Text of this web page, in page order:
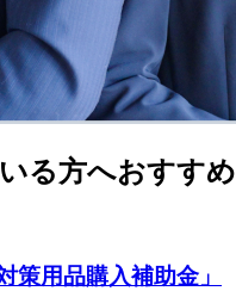
る方へおすすめ
策用品購入補助金」